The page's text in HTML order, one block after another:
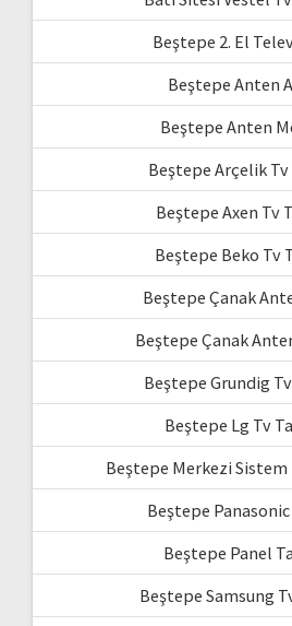
Beştepe 2. El
Beştepe Anten
Beştepe Anten
Beştepe Arçelik
Beştepe Axen Tv
Beştepe Beko Tv
Beştepe Çanak
Beştepe Çanak
Beştepe Grundig
Beştepe Lg Tv
Beştepe Merkezi
Beştepe
Beştepe Panel
Beştepe Samsung